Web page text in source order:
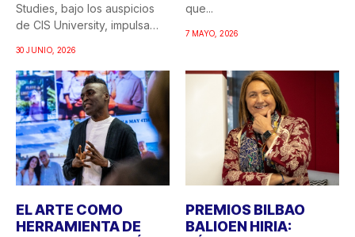
Studies, bajo los auspicios
de CIS University, impulsa
30 JUNIO, 2026
que...
7 MAYO, 2026
EL ARTE COMO
HERRAMIENTA DE
PREMIOS BILBAO
BALIOEN HIRIA: